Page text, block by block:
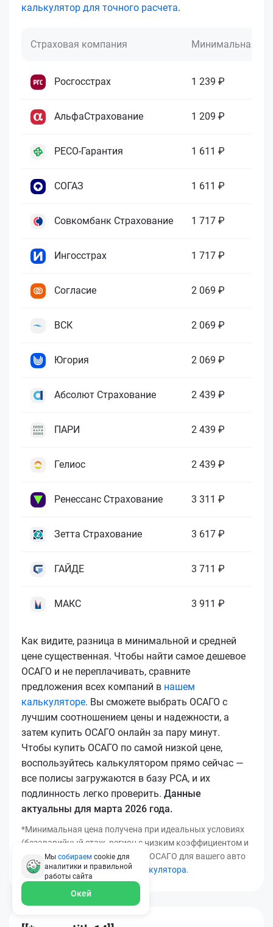
калькулятор для точного расчета.
Страховая компания Минимальная
Росгосстрах 1 239 ₽
АльфаСтрахование 1 209 ₽
РЕСО-Гарантия 1 611 ₽
СОГАЗ 1 611 ₽
Совкомбанк Страхование 1 717 ₽
Ингосстрах 1 717 ₽
Согласие 2 069 ₽
ВСК 2 069 ₽
Югория 2 069 ₽
Абсолют Страхование 2 439 ₽
ПАРИ 2 439 ₽
Гелиос 2 439 ₽
Ренессанс Страхование 3 311 ₽
Зетта Страхование 3 617 ₽
ГАЙДЕ 3 711 ₽
МАКС 3 911 ₽
Как видите, разница в минимальной и средней
цене существенная. Чтобы найти самое дешевое
ОСАГО и не переплачивать, сравните
предложения всех компаний в нашем
калькуляторе. Вы сможете выбрать ОСАГО с
лучшим соотношением цены и надежности, а
затем купить ОСАГО онлайн за пару минут.
Чтобы купить ОСАГО по самой низкой цене,
воспользуйтесь калькулятором прямо сейчас —
все полисы загружаются в базу РСА, и их
подлинность легко проверить. Данные
актуальны для марта 2026 года.
*Минимальная цена получена при идеальных условиях
(безаварийный стаж, регион с низким коэффициентом и
т.д.). Узнать точную стоимость ОСАГО для вашего авто
можно с помощьюнашего калькулятора.
Мы собираем cookie для
аналитики и правильной
работы сайта
Окей